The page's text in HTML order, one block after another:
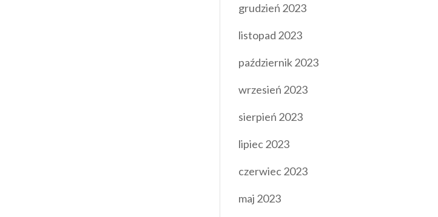
grudzień 2023
listopad 2023
październik 2023
wrzesień 2023
sierpień 2023
lipiec 2023
czerwiec 2023
maj 2023